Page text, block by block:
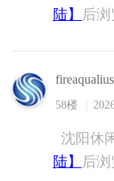
陆】
后浏
fireaqualius
58楼
沈阳休
陆】
后浏